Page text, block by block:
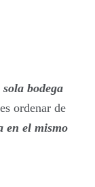
bodega
ordenar de
en el mismo